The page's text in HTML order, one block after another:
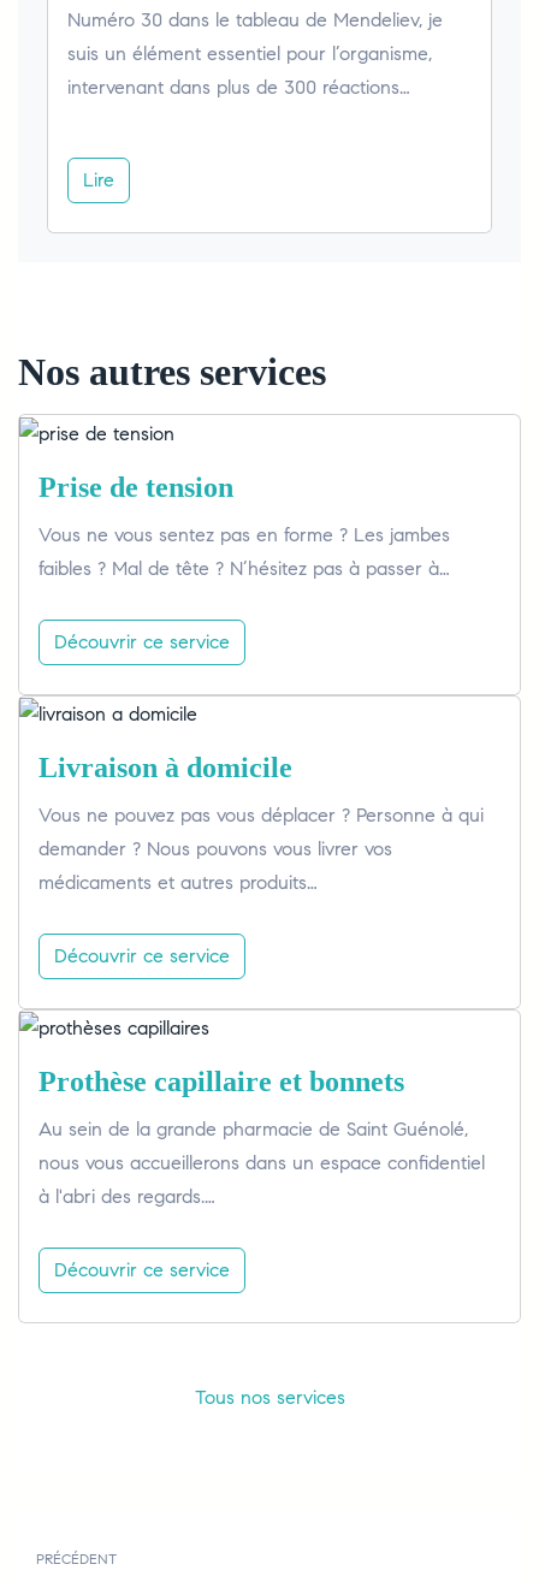
Numéro 30 dans le tableau de Mendeliev, je
suis un élément essentiel pour l’organisme,
intervenant dans plus de 300 réactions…
Lire
Nos autres services
Prise de tension
Vous ne vous sentez pas en forme ? Les jambes
faibles ? Mal de tête ? N’hésitez pas à passer à…
Découvrir ce service
Livraison à domicile
Vous ne pouvez pas vous déplacer ? Personne à qui
demander ? Nous pouvons vous livrer vos
médicaments et autres produits…
Découvrir ce service
Prothèse capillaire et bonnets
Au sein de la grande pharmacie de Saint Guénolé,
nous vous accueillerons dans un espace confidentiel
à l'abri des regards.…
Découvrir ce service
Tous nos services
PRÉCÉDENT